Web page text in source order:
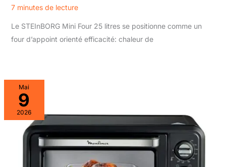
7 minutes de lecture
Le STEInBORG Mini Four 25 litres se positionne comme un
four d’appoint orienté efficacité: chaleur de
Mai
9
2026